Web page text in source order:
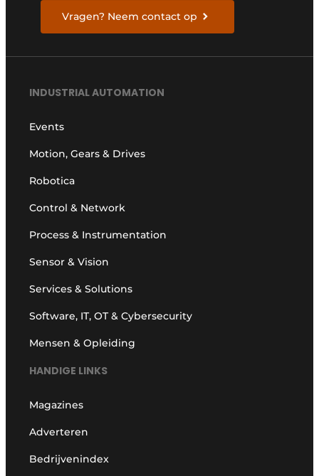
Vragen? Neem contact op
INDUSTRIAL AUTOMATION
Events
Motion, Gears & Drives
Robotica
Control & Network
Process & Instrumentation
Sensor & Vision
Services & Solutions
Software, IT, OT & Cybersecurity
Mensen & Opleiding
HANDIGE LINKS
Magazines
Adverteren
Bedrijvenindex